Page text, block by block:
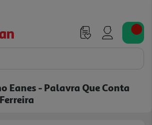
Eanes - Palavra Que Conta